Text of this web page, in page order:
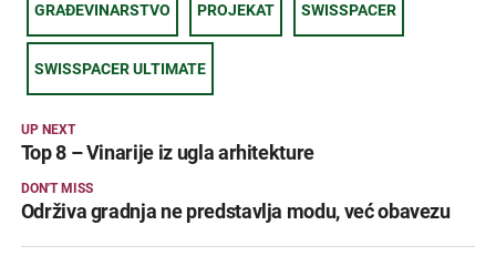
GRAĐEVINARSTVO PROJEKAT SWISSPACER
SWISSPACER ULTIMATE
UP NEXT
Top 8 – Vinarije iz ugla arhitekture
DON'T MISS
Održiva gradnja ne predstavlja modu, već obavezu